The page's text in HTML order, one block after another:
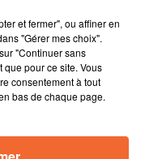
dans le
de semaine les
respectifs.
Dom B " invité par
et fermer", ou affiner en
"Gérer mes choix".
"Continuer sans
pour ce site. Vous
consentement à tout
bas de chaque page.